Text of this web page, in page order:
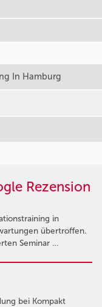
In Hamburg
Rezension
in
übertroffen.
Seminar …
bei Kompakt